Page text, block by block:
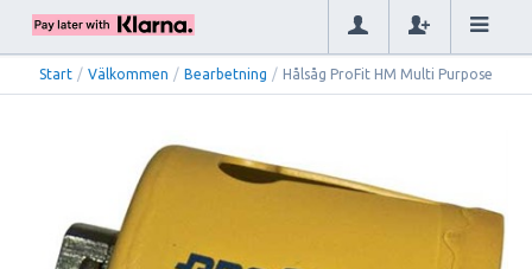
Start / Välkommen / Bearbetning / Hålsåg ProFit HM Multi Purpose